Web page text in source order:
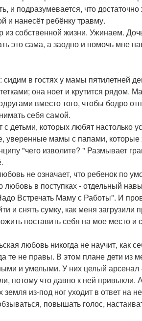
и подразумевается, что
и нанесёт ребёнку травму.
собственной жизни. Ужинаем.
это сама, а заодно и помочь мне
в гостях у мамы пятилетней
она ноет и крутится рядом.
вместо того, чтобы бодро
себя самой.
с детьми, которых любят
уверенные мамы с папами, которые
"чего изволите? " Размывает
не означает, что ребенок по
в поступках - отдельный
Встречать Маму с Работы". И
и снять сумку, как меня
поставить себя на мое место и
любовь никогда не научит, как
те не правы. В этом плане дети из
и умелыми. У них целый арсенал
потому что давно к ней
земля из-под ног уходит в ответ на
повышать голос,